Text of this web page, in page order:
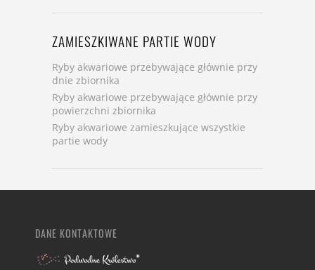
ZAMIESZKIWANE PARTIE WODY
Ryby akwariowe przebywające głównie przy
dnie zbiornika
Ryby akwariowe przebywające głównie przy
powierzchni zbiornika
Ryby akwariowe zamieszkujące wszystkie
partie wody
DANE KONTAKTOWE